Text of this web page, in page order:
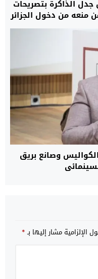
الذاكرة بتصريحات
منعه من دخول الجزائر
وصانع بريق
الإلزامية مشار إليها بـ*